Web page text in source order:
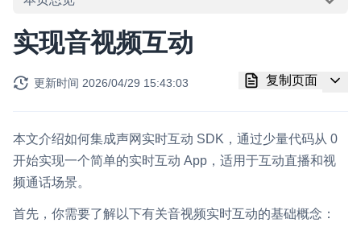
突破传统文字交互模式，与 AI 进行高拟真、自然流畅的实时语
扩展性和更优秀的互动效果
实时消息
一整套低延时、高并发、可扩展、高可靠的实时消息及状态同步
解决方案
macOS
Web
Windows
小程序
Electron
Unity
实现音视频互动
更新时间 2026/04/29 15:43:03 复制页面
本文介绍如何集成声网实时互动 SDK，通过少量代码从 0
开始实现一个简单的实时互动 App，适用于互动直播和视
频通话场景。
首先，你需要了解以下有关音视频实时互动的基础概念：